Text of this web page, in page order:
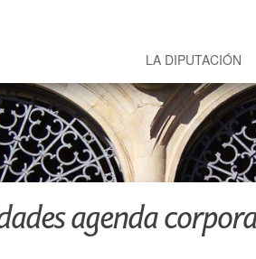
LA DIPUTACIÓN
agenda